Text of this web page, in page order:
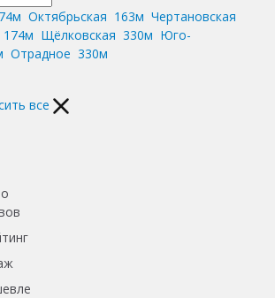
Октябрьская 163м Чертановская
174м Щёлковская 330м Юго-
Отрадное 330м
все